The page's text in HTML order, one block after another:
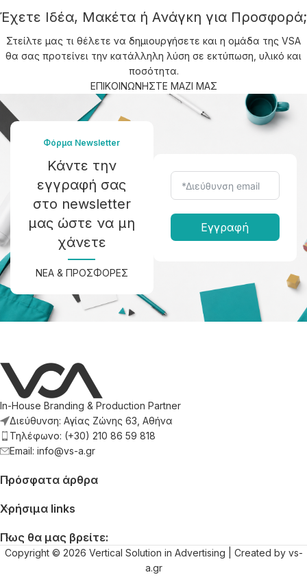
Έχετε Ιδέα, Μακέτα ή Ανάγκη για Προσφορά;
Στείλτε μας τι θέλετε να δημιουργήσετε και η ομάδα της VSA
θα σας προτείνει την κατάλληλη λύση σε εκτύπωση, υλικό και
ποσότητα.
ΕΠΙΚΟΙΝΩΝΗΣΤΕ ΜΑΖΙ ΜΑΣ
Φόρμα Newsletter
Κάντε την
εγγραφή σας
στο newsletter
μας ώστε να μη
χάνετε
ΝΕΑ & ΠΡΟΣΦΟΡΕΣ
Εγγραφή
In-House Branding & Production Partner
Διεύθυνση: Αγίας Ζώνης 63, Αθήνα
Τηλέφωνο: (+30) 210 86 59 818
Email: info@vs-a.gr
Πρόσφατα άρθρα
Χρήσιμα links
Πως θα μας βρείτε:
Copyright © 2026 Vertical Solution in Advertising | Created by vs-
a.gr